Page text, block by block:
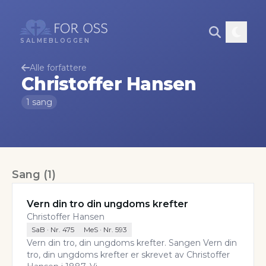
SALMEBLOGGEN
Alle forfattere
Christoffer Hansen
1 sang
Sang (1)
Vern din tro din ungdoms krefter
Christoffer Hansen
SaB · Nr. 475 MeS · Nr. 593
Vern din tro, din ungdoms krefter. Sangen Vern din
tro, din ungdoms krefter er skrevet av Christoffer